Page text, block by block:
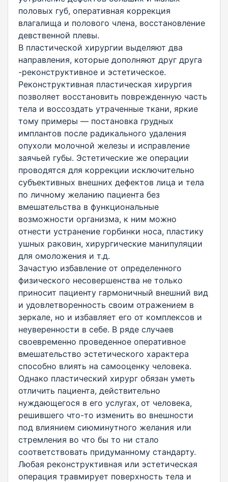
половых губ, оперативная коррекция
влагалища и полового члена, восстановление
девственной плевы.
В пластической хирургии выделяют два
направления, которые дополняют друг друга
-реконструктивное и эстетическое.
Реконструктивная пластическая хирургия
позволяет восстановить поврежденную часть
тела и воссоздать утраченные ткани, яркие
тому примеры — постановка грудных
имплантов после радикального удаления
опухоли молочной железы и исправление
заячьей губы. Эстетические же операции
проводятся для коррекции исключительно
субъективных внешних дефектов лица и тела
по личному желанию пациента без
вмешательства в функциональные
возможности организма, к ним можно
отнести устранение горбинки носа, пластику
ушных раковин, хирургические манипуляции
для омоложения и т.д.
Зачастую избавление от определенного
физического несовершенства не только
приносит пациенту гармоничный внешний вид
и удовлетворенность своим отражением в
зеркале, но и избавляет его от комплексов и
неуверенности в себе. В ряде случаев
своевременно проведенное оперативное
вмешательство эстетического характера
способно влиять на самооценку человека.
Однако пластический хирург обязан уметь
отличить пациента, действительно
нуждающегося в его услугах, от человека,
решившего что-то изменить во внешности
под влиянием сиюминутного желания или
стремления во что бы то ни стало
соответствовать придуманному стандарту.
Любая реконструктивная или эстетическая
операция травмирует поверхность тела и